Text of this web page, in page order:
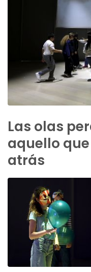
Las olas
aquello
atrás